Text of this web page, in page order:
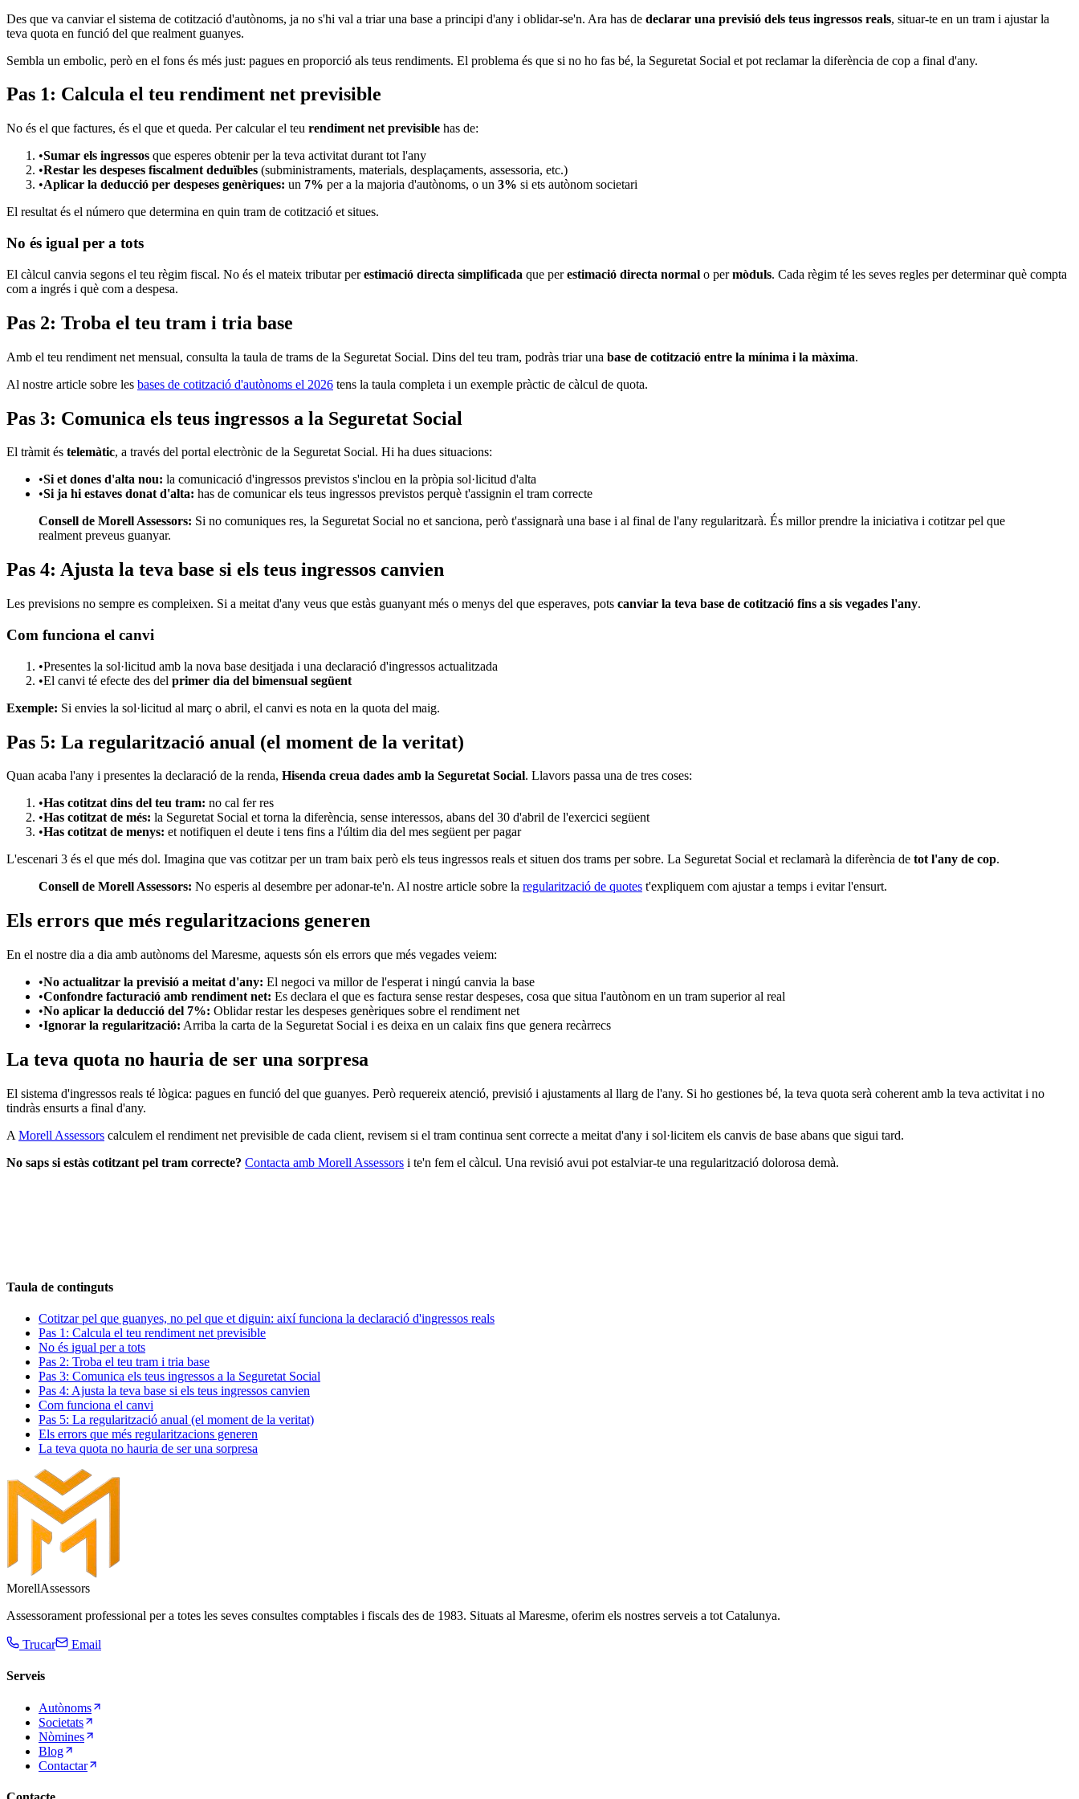
Des que va canviar el sistema de cotització d'autònoms, ja no s'hi val a triar una base a principi d'any i oblidar-se'n. Ara has de declarar una previsió dels teus ingressos reals, situar-te en un tram i ajustar la
teva quota en funció del que realment guanyes.
Sembla un embolic, però en el fons és més just: pagues en proporció als teus rendiments. El problema és que si no ho fas bé, la Seguretat Social et pot reclamar la diferència de cop a final d'any.
Pas 1: Calcula el teu rendiment net previsible
No és el que factures, és el que et queda. Per calcular el teu rendiment net previsible has de:
•Sumar els ingressos que esperes obtenir per la teva activitat durant tot l'any
•Restar les despeses fiscalment deduïbles (subministraments, materials, desplaçaments, assessoria, etc.)
•Aplicar la deducció per despeses genèriques: un 7% per a la majoria d'autònoms, o un 3% si ets autònom societari
El resultat és el número que determina en quin tram de cotització et situes.
No és igual per a tots
El càlcul canvia segons el teu règim fiscal. No és el mateix tributar perestimació directa simplificada que perestimació directa normal o permòduls. Cada règim té les seves regles per determinar què compta
com a ingrés i què com a despesa.
Pas 2: Troba el teu tram i tria base
Amb el teu rendiment net mensual, consulta la taula de trams de la Seguretat Social. Dins del teu tram, podràs triar una base de cotització entre la mínima i la màxima.
Al nostre article sobre les bases de cotització d'autònoms el 2026 tens la taula completa i un exemple pràctic de càlcul de quota.
Pas 3: Comunica els teus ingressos a la Seguretat Social
El tràmit és telemàtic, a través del portal electrònic de la Seguretat Social. Hi ha dues situacions:
•Si et dones d'alta nou: la comunicació d'ingressos previstos s'inclou en la pròpia sol·licitud d'alta
•Si ja hi estaves donat d'alta: has de comunicar els teus ingressos previstos perquè t'assignin el tram correcte
Consell de Morell Assessors: Si no comuniques res, la Seguretat Social no et sanciona, però t'assignarà una base i al final de l'any regularitzarà. És millor prendre la iniciativa i cotitzar pel que
realment preveus guanyar.
Pas 4: Ajusta la teva base si els teus ingressos canvien
Les previsions no sempre es compleixen. Si a meitat d'any veus que estàs guanyant més o menys del que esperaves, pots canviar la teva base de cotització fins a sis vegades l'any.
Com funciona el canvi
•Presentes la sol·licitud amb la nova base desitjada i una declaració d'ingressos actualitzada
•El canvi té efecte des del primer dia del bimensual següent
Exemple: Si envies la sol·licitud al març o abril, el canvi es nota en la quota del maig.
Pas 5: La regularització anual (el moment de la veritat)
Quan acaba l'any i presentes la declaració de la renda, Hisenda creua dades amb la Seguretat Social. Llavors passa una de tres coses:
•Has cotitzat dins del teu tram: no cal fer res
•Has cotitzat de més: la Seguretat Social et torna la diferència, sense interessos, abans del 30 d'abril de l'exercici següent
•Has cotitzat de menys: et notifiquen el deute i tens fins a l'últim dia del mes següent per pagar
L'escenari 3 és el que més dol. Imagina que vas cotitzar per un tram baix però els teus ingressos reals et situen dos trams per sobre. La Seguretat Social et reclamarà la diferència de tot l'any de cop.
Consell de Morell Assessors: No esperis al desembre per adonar-te'n. Al nostre article sobre la regularització de quotes t'expliquem com ajustar a temps i evitar l'ensurt.
Els errors que més regularitzacions generen
En el nostre dia a dia amb autònoms del Maresme, aquests són els errors que més vegades veiem:
•No actualitzar la previsió a meitat d'any: El negoci va millor de l'esperat i ningú canvia la base
•Confondre facturació amb rendiment net: Es declara el que es factura sense restar despeses, cosa que situa l'autònom en un tram superior al real
•No aplicar la deducció del 7%: Oblidar restar les despeses genèriques sobre el rendiment net
•Ignorar la regularització: Arriba la carta de la Seguretat Social i es deixa en un calaix fins que genera recàrrecs
La teva quota no hauria de ser una sorpresa
El sistema d'ingressos reals té lògica: pagues en funció del que guanyes. Però requereix atenció, previsió i ajustaments al llarg de l'any. Si ho gestiones bé, la teva quota serà coherent amb la teva activitat i no
tindràs ensurts a final d'any.
A Morell Assessors calculem el rendiment net previsible de cada client, revisem si el tram continua sent correcte a meitat d'any i sol·licitem els canvis de base abans que sigui tard.
No saps si estàs cotitzant pel tram correcte? Contacta amb Morell Assessors i te'n fem el càlcul. Una revisió avui pot estalviar-te una regularització dolorosa demà.
Taula de continguts
Cotitzar pel que guanyes, no pel que et diguin: així funciona la declaració d'ingressos reals
Pas 1: Calcula el teu rendiment net previsible
No és igual per a tots
Pas 2: Troba el teu tram i tria base
Pas 3: Comunica els teus ingressos a la Seguretat Social
Pas 4: Ajusta la teva base si els teus ingressos canvien
Com funciona el canvi
Pas 5: La regularització anual (el moment de la veritat)
Els errors que més regularitzacions generen
La teva quota no hauria de ser una sorpresa
MorellAssessors
Assessorament professional per a totes les seves consultes comptables i fiscals des de 1983. Situats al Maresme, oferim els nostres serveis a tot Catalunya.
Trucar Email
Serveis
Autònoms
Societats
Nòmines
Blog
Contactar